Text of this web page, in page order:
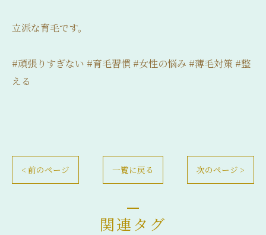
立派な育毛です。
#頑張りすぎない #育毛習慣 #女性の悩み #薄毛対策 #整
える
< 前のページ 一覧に戻る 次のページ >
関連タグ